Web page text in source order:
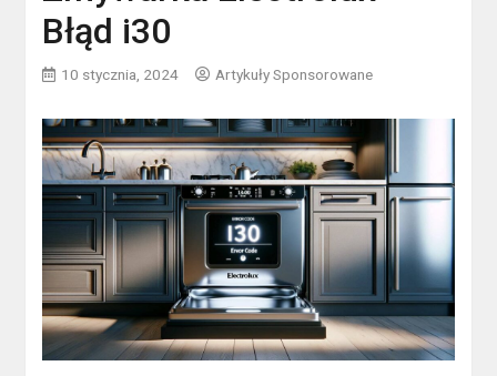
Błąd i30
10 stycznia, 2024 Artykuły Sponsorowane